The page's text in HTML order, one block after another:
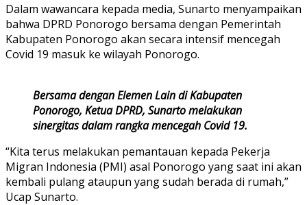
Dalam wawancara kepada media, Sunarto menyampaikan
bahwa DPRD Ponorogo bersama dengan Pemerintah
Kabupaten Ponorogo akan secara intensif mencegah
Covid 19 masuk ke wilayah Ponorogo.
Bersama dengan Elemen Lain di Kabupaten
Ponorogo, Ketua DPRD, Sunarto melakukan
sinergitas dalam rangka mencegah Covid 19.
“Kita terus melakukan pemantauan kepada Pekerja
Migran Indonesia (PMI) asal Ponorogo yang saat ini akan
kembali pulang ataupun yang sudah berada di rumah,”
Ucap Sunarto.